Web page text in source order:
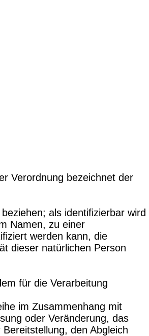
Verordnung bezeichnet der
als identifizierbar wird
Namen, zu einer
werden kann, die
dieser natürlichen Person
für die Verarbeitung
im Zusammenhang mit
oder Veränderung, das
den Abgleich